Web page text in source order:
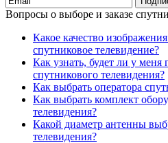
Вопросы о выборе и заказе
Какое качество
спутниковое телевидение?
Как узнать, будет ли у меня
спутникового телевидения?
Как выбрать оператора
Как выбрать комплект
телевидения?
Какой диаметр антенны
телевидения?